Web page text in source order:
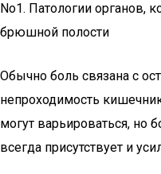
No1. Патологии органов,
брюшной полости
Обычно боль связана с
непроходимость
могут варьироваться, но
всегда присутствует и